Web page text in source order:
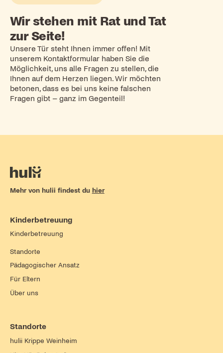
Wir stehen mit Rat und Tat
zur Seite!
Unsere Tür steht Ihnen immer offen! Mit
unserem Kontaktformular haben Sie die
Möglichkeit, uns alle Fragen zu stellen, die
Ihnen auf dem Herzen liegen. Wir möchten
betonen, dass es bei uns keine falschen
Fragen gibt – ganz im Gegenteil!
Mehr von hulii findest du hier
Kinderbetreuung
Kinderbetreuung
Standorte
Pädagogischer Ansatz
Für Eltern
Über uns
Standorte
hulii Krippe Weinheim